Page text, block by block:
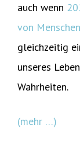
auch wenn
von
gleichzeitig
unseres
Wahrheiten.
(mehr …)